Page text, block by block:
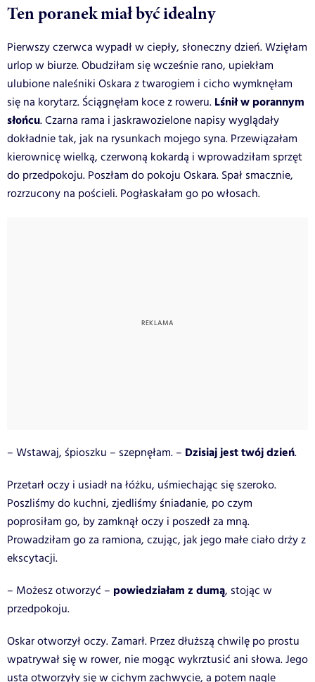
Ten poranek miał być idealny
Pierwszy czerwca wypadł w ciepły, słoneczny dzień. Wzięłam
urlop w biurze. Obudziłam się wcześnie rano, upiekłam
ulubione naleśniki Oskara z twarogiem i cicho wymknęłam
się na korytarz. Ściągnęłam koce z roweru. Lśnił w porannym
słońcu. Czarna rama i jaskrawozielone napisy wyglądały
dokładnie tak, jak na rysunkach mojego syna. Przewiązałam
kierownicę wielką, czerwoną kokardą i wprowadziłam sprzęt
do przedpokoju. Poszłam do pokoju Oskara. Spał smacznie,
rozrzucony na pościeli. Pogłaskałam go po włosach.
– Wstawaj, śpioszku – szepnęłam. – Dzisiaj jest twój dzień.
Przetarł oczy i usiadł na łóżku, uśmiechając się szeroko.
Poszliśmy do kuchni, zjedliśmy śniadanie, po czym
poprosiłam go, by zamknął oczy i poszedł za mną.
Prowadziłam go za ramiona, czując, jak jego małe ciało drży z
ekscytacji.
– Możesz otworzyć – powiedziałam z dumą, stojąc w
przedpokoju.
Oskar otworzył oczy. Zamarł. Przez dłuższą chwilę po prostu
wpatrywał się w rower, nie mogąc wykrztusić ani słowa. Jego
usta otworzyły się w cichym zachwycie, a potem nagle